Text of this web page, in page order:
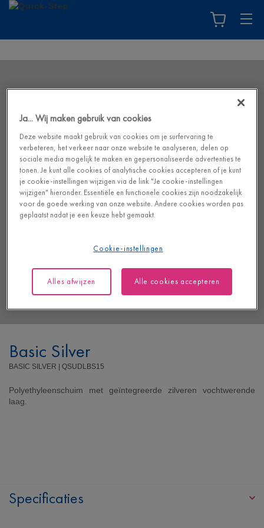
Basic Silver
BASIC SILVER | QSUDLBS15
Polyethyleenschuim met geïntegreerde zilveren vochtwerende
laag.
Specificaties
Ja... Wij maken gebruik van cookies
Deze website maakt gebruik van cookies om je surfervaring te
verbeteren, het verkeer naar onze website te analyseren, delen op
sociale media mogelijk te maken en gepersonaliseerde advertenties te
tonen. Je kunt alle cookies of analytische cookies accepteren of je kunt
je cookie-instellingen wijzigen via de link "Je cookie-instellingen
wijzigen" hieronder. Essentiële en functionele cookies zijn noodzakelijk
voor de goede werking van onze website. Andere cookies worden pas
geplaatst nadat je een keuze hebt gemaakt.
Cookie-instellingen
Alles afwijzen Alle cookies accepteren